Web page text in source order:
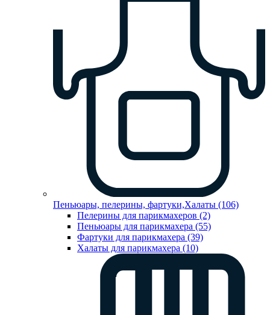
Пеньюары, пелерины, фартуки,Халаты (106)
Пелерины для парикмахеров (2)
Пеньюары для парикмахера (55)
Фартуки для парикмахера (39)
Халаты для парикмахера (10)